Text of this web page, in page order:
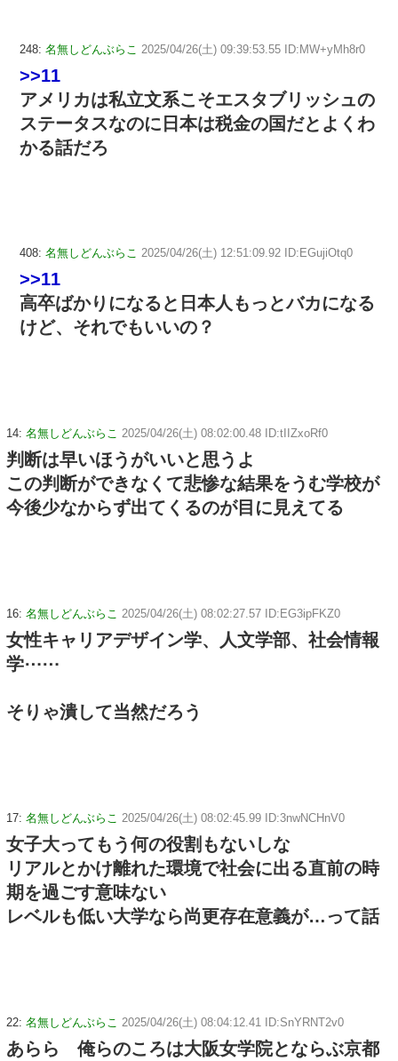
248: 名無しどんぶらこ 2025/04/26(土) 09:39:53.55 ID:MW+yMh8r0
>>11
アメリカは私立文系こそエスタブリッシュの
ステータスなのに日本は税金の国だとよくわ
かる話だろ
408: 名無しどんぶらこ 2025/04/26(土) 12:51:09.92 ID:EGujiOtq0
>>11
高卒ばかりになると日本人もっとバカになる
けど、それでもいいの？
14: 名無しどんぶらこ 2025/04/26(土) 08:02:00.48 ID:tIIZxoRf0
判断は早いほうがいいと思うよ
この判断ができなくて悲惨な結果をうむ学校が
今後少なからず出てくるのが目に見えてる
16: 名無しどんぶらこ 2025/04/26(土) 08:02:27.57 ID:EG3ipFKZ0
女性キャリアデザイン学、人文学部、社会情報
学⋯⋯
そりゃ潰して当然だろう
17: 名無しどんぶらこ 2025/04/26(土) 08:02:45.99 ID:3nwNCHnV0
女子大ってもう何の役割もないしな
リアルとかけ離れた環境で社会に出る直前の時
期を過ごす意味ない
レベルも低い大学なら尚更存在意義が…って話
22: 名無しどんぶらこ 2025/04/26(土) 08:04:12.41 ID:SnYRNT2v0
あらら 俺らのころは大阪女学院とならぶ京都